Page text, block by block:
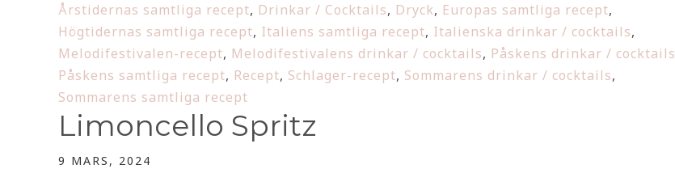
Årstidernas samtliga recept, Drinkar / Cocktails, Dryck, Europas samtliga recept,
Högtidernas samtliga recept, Italiens samtliga recept, Italienska drinkar / cocktails,
Melodifestivalen-recept, Melodifestivalens drinkar / cocktails, Påskens drinkar / cocktails
Påskens samtliga recept, Recept, Schlager-recept, Sommarens drinkar / cocktails,
Sommarens samtliga recept
Limoncello Spritz
9 MARS, 2024